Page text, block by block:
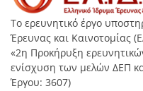
Το ερευνητικό έργο
Έρευνας και Καινοτομίας
«2η Προκήρυξη
ενίσχυση των μελών ΔΕΠ
Έργου: 3607)